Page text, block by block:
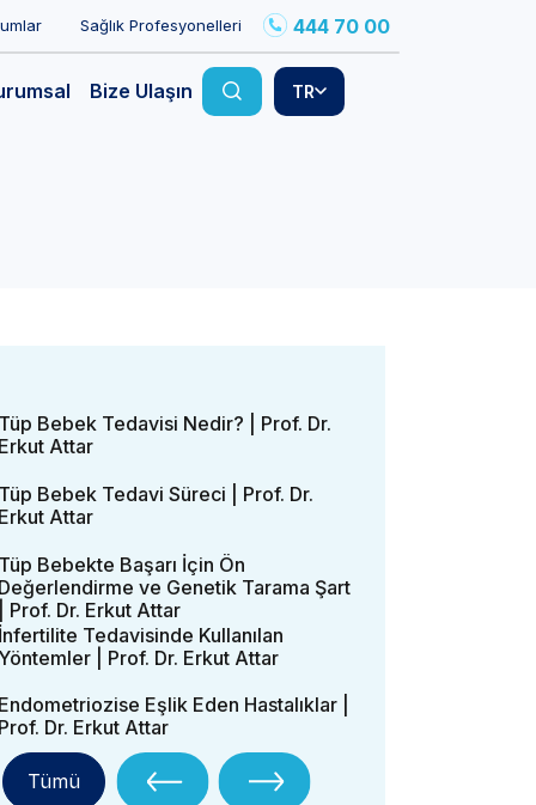
Sağlık Profesyonelleri 444 70 00
Bize Ulaşın TR
Tüp Bebek Tedavisi Nedir? | Prof. Dr.
Erkut Attar
Tüp Bebek Tedavi Süreci | Prof. Dr.
Erkut Attar
Tüp Bebekte Başarı İçin Ön
Değerlendirme ve Genetik Tarama Şart
| Prof. Dr. Erkut Attar
İnfertilite Tedavisinde Kullanılan
Yöntemler | Prof. Dr. Erkut Attar
Endometriozise Eşlik Eden Hastalıklar |
Prof. Dr. Erkut Attar
Tümü